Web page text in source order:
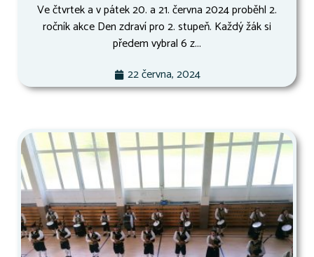
Ve čtvrtek a v pátek 20. a 21. června 2024 proběhl 2.
ročník akce Den zdraví pro 2. stupeň. Každý žák si
předem vybral 6 z...
22 června, 2024